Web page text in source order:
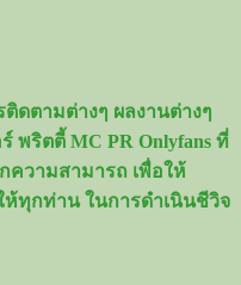
ติดตามต่างๆ ผลงานต่างๆ
พริตตี้ MC PR Onlyfans ที่
ความสามารถ เพื่อให้
ห้ทุกท่าน ในการดำเนินชีวิจ